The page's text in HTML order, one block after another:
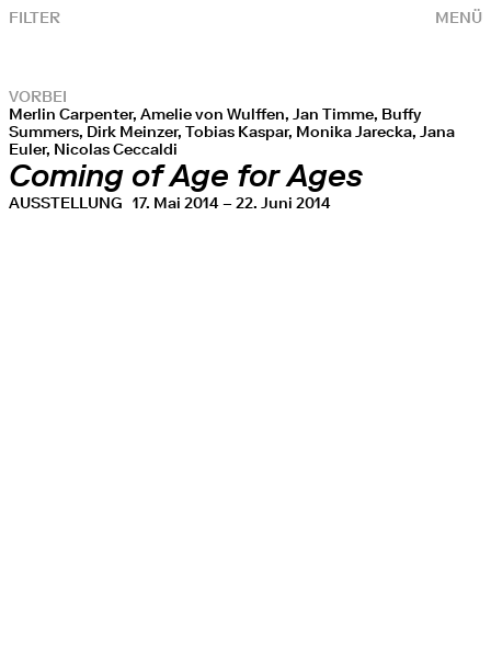
MENÜ
FILTER
VORBEI
Merlin Carpenter, Amelie von Wulffen, Jan Timme, Buffy
Summers, Dirk Meinzer, Tobias Kaspar, Monika Jarecka, Jana
Euler, Nicolas Ceccaldi
Coming of Age for Ages
AUSSTELLUNG 17. Mai 2014 – 22. Juni 2014